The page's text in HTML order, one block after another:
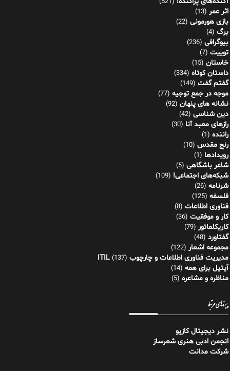
اثر عمر (13)
بازی هورمونی (22)
برگ (4)
بیوگرافی (236)
توییت (7)
خاستان (15)
داستان کوتاه (334)
گفتم گفت (149)
موجه در جمع توجیه (77)
نشانه های پنهان (92)
دین شناسی (42)
رازهای معبد آنا (30)
راننده (1)
رنج مقدس (10)
رویدادها (1)
شاعر باشگاهی (5)
شبکه‌های اجتماعی! (109)
شرنامه (26)
فلسفه (125)
فناوری اطلاعات (8)
کار و موفقیت (36)
کاریکلماتور (79)
گفتاورد (48)
مجموعه اشعار (122)
مدیریت فناوری اطلاعات و چارچوب ITIL (137)
آیتیل برای همه (14)
مناظره و مشاعره (5)
پیوندهای مرتبط
نشر دیجیتال کازیو
انجمن ادبی هنری شعرساز
شرکت مدانت